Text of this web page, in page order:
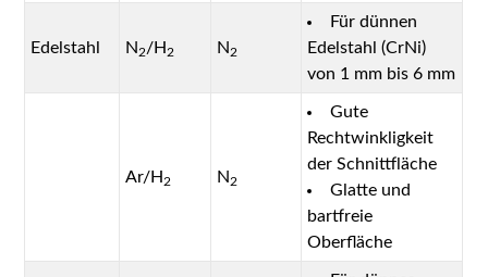
Edelstahl N 2/H 2 N 2
Für dünnen
Edelstahl (CrNi)
von 1 mm bis 6 mm
Ar/H 2 N 2
Gute
Rechtwinkligkeit
der Schnittfläche
Glatte und
bartfreie
Oberfläche